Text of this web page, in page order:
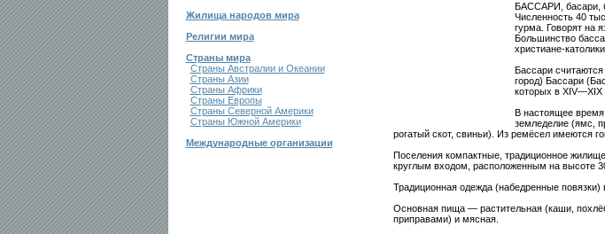
Жилища народов мира
Религии мира
Страны мира
Страны Австралии и Океании
Страны Азии
Страны Африки
Страны Европы
Страны Северной Америки
Страны Южной Америки
Международные организации
БАССАРИ, басари,
Численность 40
гурма. Говорят на
Большинство
христиане-католики.
Бассари
город) Бассари
которых в XIV—XIX
В настоящее
земледелие (ямс,
рогатый скот, свиньи). Из ремёсел имеются
Поселения компактные, традиционное
круглым входом, расположенным на высоте
Традиционная одежда (набедренные повязки)
Основная пища — растительная (каши,
приправами) и мясная.